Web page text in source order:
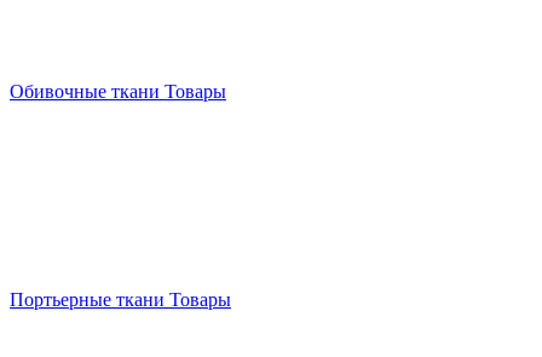
Обивочные ткани Товары
Портьерные ткани Товары